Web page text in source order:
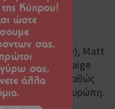
(Peaky
Call of Duty), Matt
IV), Jason Paige
τραγουδιού) καθώς
από όλη την Ευρώπη.